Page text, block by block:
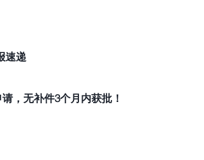
速递
，无补件3个月内获批！